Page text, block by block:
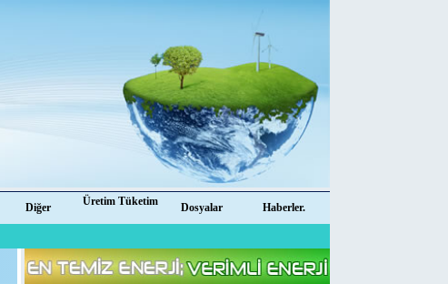
Diğer Üretim Tüketim Dosyalar Haberler.